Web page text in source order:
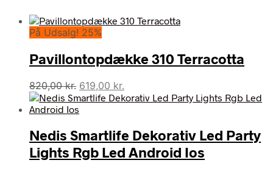
På Udsalg! 25%
Pavillontopdække 310 Terracotta
820,00kr. Den
oprindelige
820,00 kr..
619,00 kr.
aktuelle
619,00 kr..
Nedis Smartlife Dekorativ Led Party
Lights Rgb Led Android Ios